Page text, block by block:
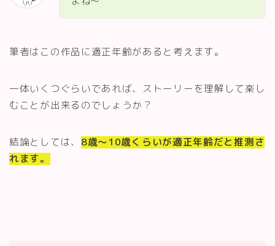
筆者はこの作品に適正年齢があると考えます。
一体いくつぐらいであれば、ストーリーを理解して楽し
むことが出来るのでしょうか？
結論としては、 8歳～10歳くらいが適正年齢だと推測さ
れます。